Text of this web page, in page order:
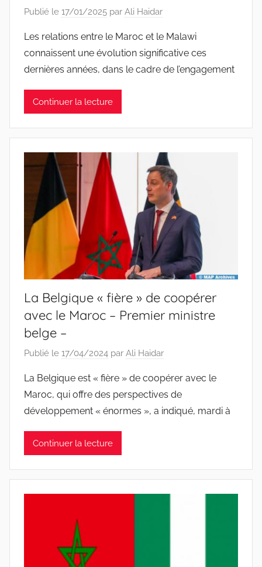
Publié le 17/01/2025 par Ali Haidar
Les relations entre le Maroc et le Malawi
connaissent une évolution significative ces
dernières années, dans le cadre de l’engagement
Continuer la lecture
La Belgique « fière » de coopérer
avec le Maroc – Premier ministre
belge –
Publié le 17/04/2024 par Ali Haidar
La Belgique est « fière » de coopérer avec le
Maroc, qui offre des perspectives de
développement « énormes », a indiqué, mardi à
Continuer la lecture